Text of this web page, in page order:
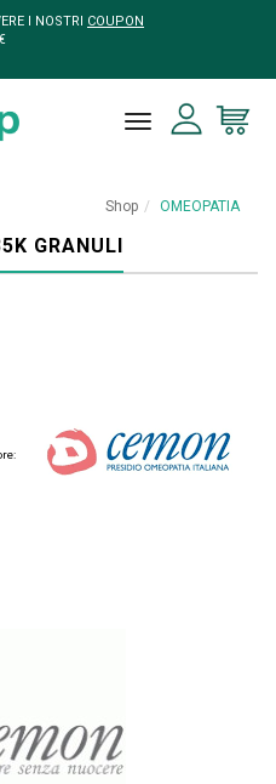
I NOSTRI COUPON
toggle
Shop OMEOPATIA
GRANULI